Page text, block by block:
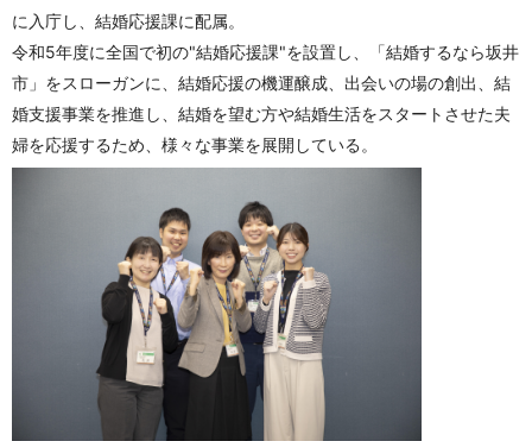
に入庁し、結婚応援課に配属。
令和5年度に全国で初の"結婚応援課"を設置し、「結婚するなら坂井
市」をスローガンに、結婚応援の機運醸成、出会いの場の創出、結
婚支援事業を推進し、結婚を望む方や結婚生活をスタートさせた夫
婦を応援するため、様々な事業を展開している。